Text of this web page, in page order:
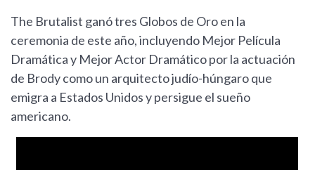
The Brutalist ganó tres Globos de Oro en la
ceremonia de este año, incluyendo Mejor Película
Dramática y Mejor Actor Dramático por la actuación
de Brody como un arquitecto judío-húngaro que
emigra a Estados Unidos y persigue el sueño
americano.